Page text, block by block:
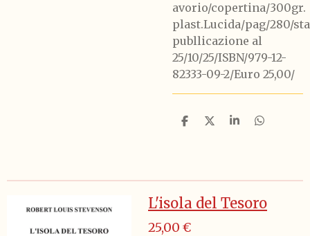
avorio/copertina/300gr.
plast.Lucida/pag/280/
publlicazione al
25/10/25/ISBN/979-12-
82333-09-2/Euro 25,00/
C
v
d
i
C
v
d
i
C
v
d
i
C
v
d
i
L'isola del Tesoro
25,00 €